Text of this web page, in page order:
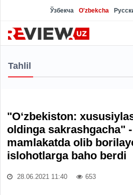
Ўзбекча O'zbekcha
Tahlil
"O‘zbekiston:
oldinga sakrashgacha"
mamlakatda olib
islohotlarga baho berdi
28.06.2021 11:40 653